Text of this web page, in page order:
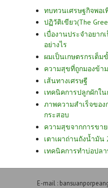
ทบทวนเศรษฐกิจพอเ
ปฏิวัติเขียว(The
เบื่องานประจำอยาก
อย่างไร
ผมเป็นเกษตรกรเต็
ความสุขที่ถูกมองข้าม
เส้นทางเศรษฐี
เทคนิคการปลูกผักใ
ภาพความสำเร็จของ
กระสอบ
ความสุขจากการขา
เตาเผาถ่านถังน้ำมัน
เทคนิคการทำบ่อปล
E-mail :